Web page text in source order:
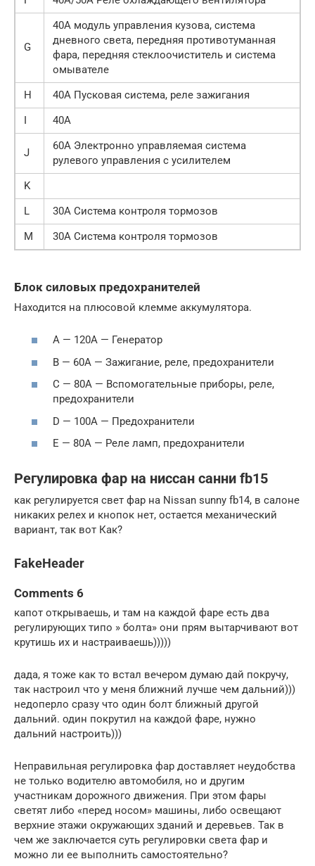
G
40А модуль управления кузова, система
дневного света, передняя противотуманная
фара, передняя стеклоочиститель и система
омывателе
H
40А Пусковая система, реле зажигания
I
40А
J
60А Электронно управляемая система
рулевого управления с усилителем
K
L
30А Система контроля тормозов
M
30А Система контроля тормозов
Блок силовых предохранителей
Находится на плюсовой клемме аккумулятора.
A — 120A — Генератор
B — 60A — Зажигание, реле, предохранители
C — 80A — Вспомогательные приборы, реле,
предохранители
D — 100A — Предохранители
E — 80A — Реле ламп, предохранители
Регулировка фар на ниссан санни fb15
как регулируется свет фар на Nissan sunny fb14, в салоне
никаких релех и кнопок нет, остается механический
вариант, так вот Как?
FakeHeader
Comments 6
капот открываешь, и там на каждой фаре есть два
регулирующих типо » болта» они прям вытарчивают вот
крутишь их и настраиваешь)))))
дада, я тоже как то встал вечером думаю дай покручу,
так настроил что у меня ближний лучше чем дальний)))
недоперло сразу что один болт ближный другой
дальний. один покрутил на каждой фаре, нужно
дальний настроить)))
Неправильная регулировка фар доставляет неудобства
не только водителю автомобиля, но и другим
участникам дорожного движения. При этом фары
светят либо «перед носом» машины, либо освещают
верхние этажи окружающих зданий и деревьев. Так в
чем же заключается суть регулировки света фар и
можно ли ее выполнить самостоятельно?